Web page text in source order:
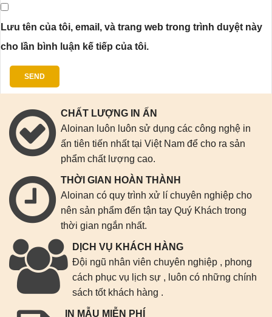
Lưu tên của tôi, email, và trang web trong trình duyệt này
cho lần bình luận kế tiếp của tôi.
CHẤT LƯỢNG IN ẤN
Aloinan luôn luôn sử dụng các công nghệ in
ấn tiên tiến nhất tại Việt Nam để cho ra sản
phẩm chất lượng cao.
THỜI GIAN HOÀN THÀNH
Aloinan có quy trình xử lí chuyên nghiệp cho
nên sản phẩm đến tận tay Quý Khách trong
thời gian ngắn nhất.
DỊCH VỤ KHÁCH HÀNG
Đội ngũ nhân viên chuyên nghiệp , phong
cách phục vụ lịch sự , luôn có những chính
sách tốt khách hàng .
IN MẪU MIỄN PHÍ